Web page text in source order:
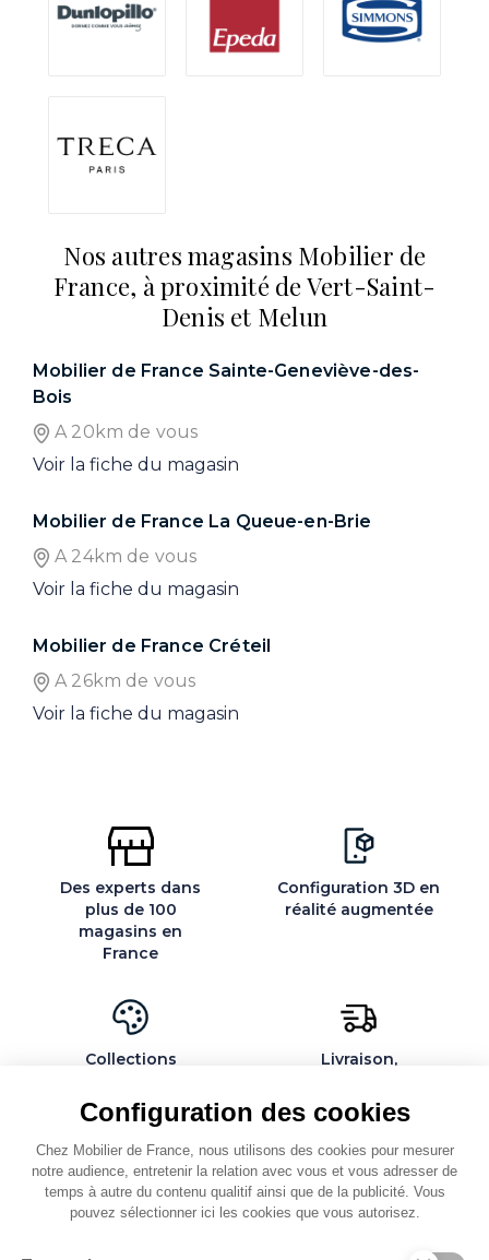
Configuration des cookies
Chez Mobilier de France, nous utilisons des cookies pour mesurer
notre audience, entretenir la relation avec vous et vous adresser de
temps à autre du contenu qualitif ainsi que de la publicité. Vous
pouvez sélectionner ici les cookies que vous autorisez.
Nos autres magasins Mobilier de
France, à proximité de Vert-Saint-
Denis et Melun
Mobilier de France Sainte-Geneviève-des-
Bois
A 20km de vous
Voir la fiche du magasin
Mobilier de France La Queue-en-Brie
A 24km de vous
Voir la fiche du magasin
Mobilier de France Créteil
A 26km de vous
Voir la fiche du magasin
Des experts dans
plus de 100
magasins en
France
Configuration 3D en
réalité augmentée
Collections
personnalisables
Livraison,
montage par des
spécialistes
QUI SOMMES-NOUS